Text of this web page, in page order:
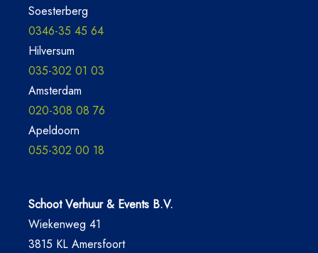
Soesterberg
0346-35 45 64
Hilversum
035-302 01 03
Amsterdam
020-308 08 76
Apeldoorn
055-302 00 18
Schoot Verhuur & Events B.V.
Wiekenweg 41
3815 KL Amersfoort